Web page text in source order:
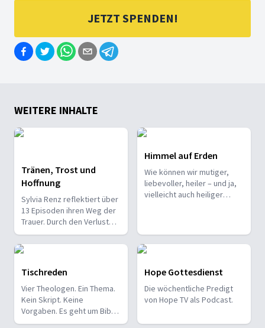
13. SEPTEMBER 2019
Schlechte Liebe?!
6. SEPTEMBER 2019
Du bist dran!
Was hat die Krankheit einer Frau und die Begegnung mit
Promi-Dating?!
Wie wäre es ein Date mit einem Promi zu haben? Ein
JETZT SPENDEN!
WEITERE INHALTE
Tränen, Trost und
Hoffnung
Sylvia Renz reflektiert über
13 Episoden ihren Weg der
Trauer. Durch den Verlust
ihrer Tochter stürzt sie
zunächst in ein tiefes Loch.
Doch mit der Zeit findet sie
Heilung und entdeckt, wie
das Leben trotzdem
weitergehen kann.
Himmel auf Erden
Wie können wir mutiger,
liebevoller, heiler – und ja,
vielleicht auch heiliger
Leben & dem guten Gott: in
Pferdeställen, in Tränen und
im Tanz, in der Stille, den
Scherben und in den
wunderbaren Menschen,
Tischreden
Vier Theologen. Ein Thema.
Kein Skript. Keine
Vorgaben. Es geht um Bibel
und Glaube, um Gott und
Hope Gottesdienst
Die wöchentliche Predigt
von Hope TV als Podcast.